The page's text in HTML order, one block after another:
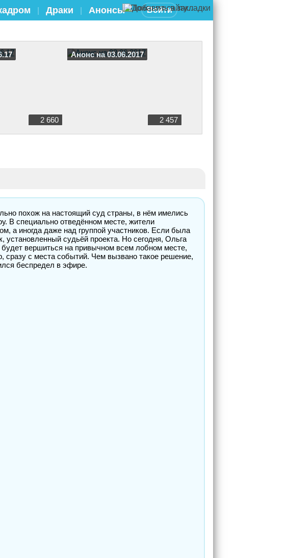
Драки Анонсы Войти
2 660
Анонс на 03.06.2017
2 457
похож на настоящий суд страны, в нём имелись
В специально отведённом месте, жители
а иногда даже над группой участников. Если была
установленный судьёй проекта. Но сегодня, Ольга
будет вершиться на привычном всем лобном месте,
сразу с места событий. Чем вызвано такое решение,
беспредел в эфире.